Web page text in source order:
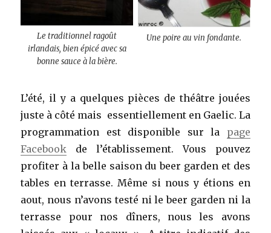
Le traditionnel ragoût
irlandais, bien épicé avec sa
bonne sauce à la bière.
Une poire au vin fondante.
L’été, il y a quelques pièces de théâtre jouées
juste à côté mais essentiellement en Gaelic. La
programmation est disponible sur la page
Facebook de l’établissement. Vous pouvez
profiter à la belle saison du beer garden et des
tables en terrasse. Même si nous y étions en
aout, nous n’avons testé ni le beer garden ni la
terrasse pour nos dîners, nous les avons